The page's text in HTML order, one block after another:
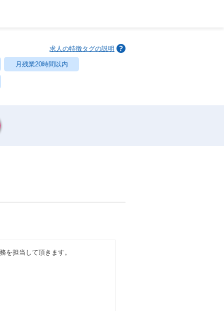
求人の特徴タグの説明
月残業20時間以内
を担当して頂きます。